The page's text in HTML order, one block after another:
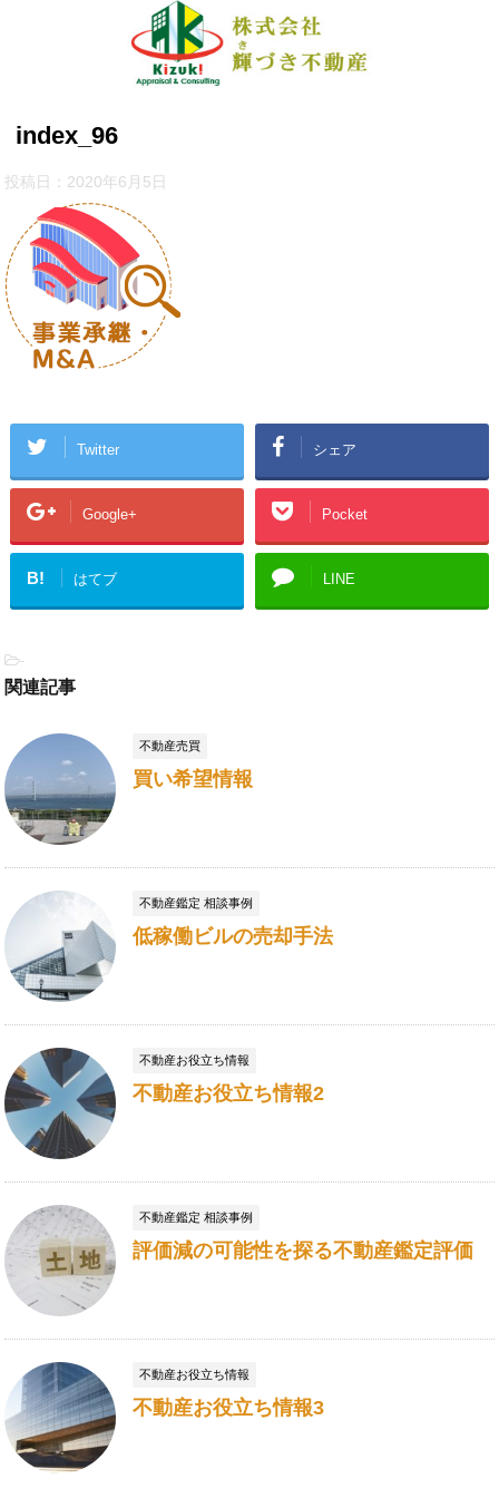
index_96
投稿日： 2020年6月5日
Twitter シェア
Google+ Pocket
B! はてブ LINE
-
関連記事
不動産売買
買い希望情報
不動産鑑定 相談事例
低稼働ビルの売却手法
不動産お役立ち情報
不動産お役立ち情報2
不動産鑑定 相談事例
評価減の可能性を探る不動産鑑定評価
不動産お役立ち情報
不動産お役立ち情報3